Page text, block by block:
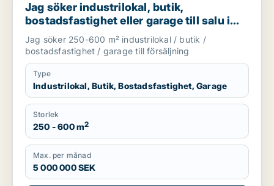
Jag söker industrilokal, butik,
bostadsfastighet eller garage till salu i
Skåne
Jag söker 250-600 m² industrilokal / butik /
bostadsfastighet / garage till försäljning
Type
Industrilokal, Butik, Bostadsfastighet, Garage
Storlek
250 - 600 m2
Max. per månad
5 000 000 SEK